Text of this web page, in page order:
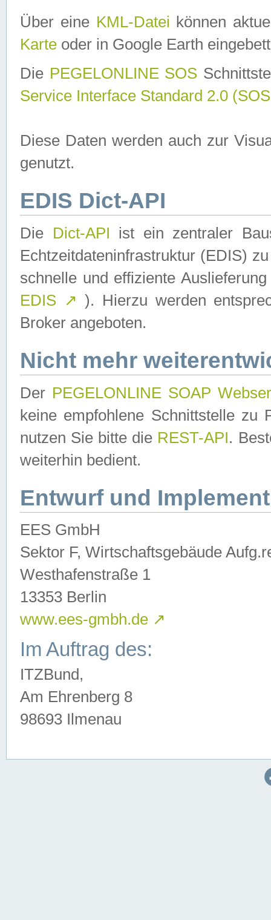
Über eine KML-Datei können
Karte oder in Google Earth
Die PEGELONLINE SOS
Service Interface Standard 2.0
Diese Daten werden auch zur
genutzt.
EDIS Dict-API
Die Dict-API ist ein zentraler
Echtzeitdateninfrastruktur (EDIS)
schnelle und effiziente
EDIS ↗ ). Hierzu werden
Broker angeboten.
Nicht mehr
Der PEGELONLINE SOAP
keine empfohlene Schnittstelle zu
nutzen Sie bitte die REST-API.
weiterhin bedient.
Entwurf und
EES GmbH
Sektor F, Wirtschaftsgebäude
Westhafenstraße 1
13353 Berlin
www.ees-gmbh.de ↗
Im Auftrag des:
ITZBund,
Am Ehrenberg 8
98693 Ilmenau